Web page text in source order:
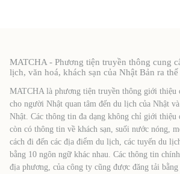
MATCHA - Phương tiện truyền thông cung
lịch, văn hoá, khách sạn của Nhật Bản ra
MATCHA là phương tiện truyền thông giới thiệu
cho người Nhật quan tâm đến du lịch của Nhật
Nhật. Các thông tin đa dạng không chỉ giới thiệu
còn có thông tin về khách sạn, suối nước nóng,
cách đi đến các địa điểm du lịch, các tuyến du
bằng 10 ngôn ngữ khác nhau. Các thông tin
địa phương, của công ty cũng được đăng tải